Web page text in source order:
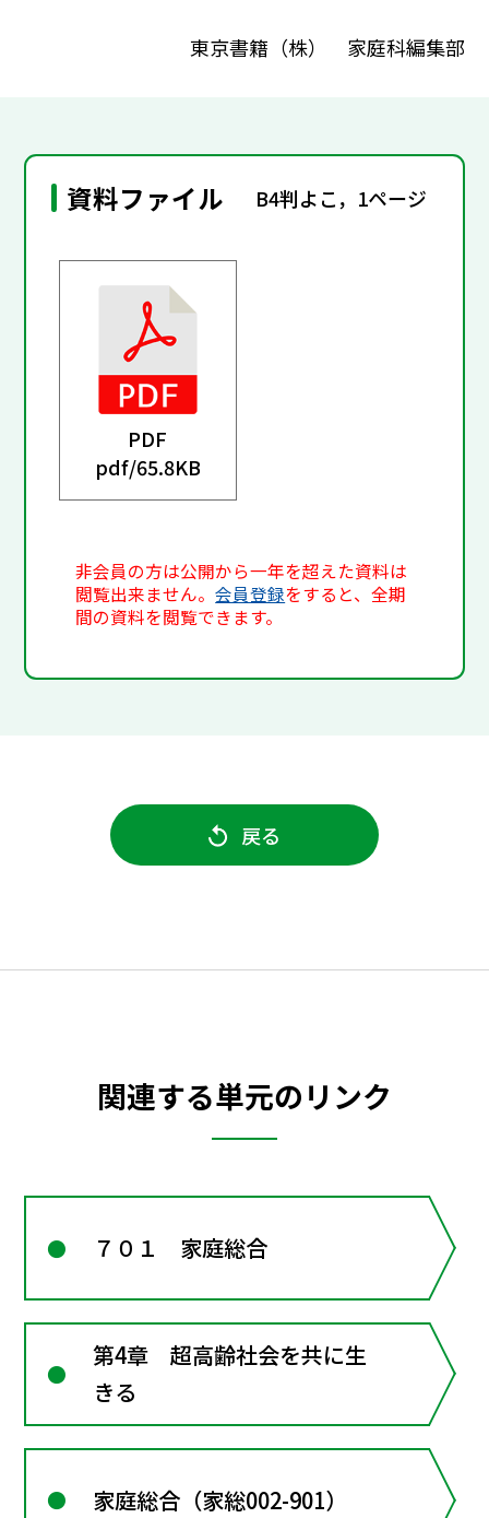
東京書籍（株） 家庭科編集部
資料ファイル B4判よこ，1ページ
PDF
pdf/65.8KB
非会員の方は公開から一年を超えた資料は
閲覧出来ません。会員登録をすると、全期
間の資料を閲覧できます。
戻る
関連する単元のリンク
７０１ 家庭総合
第4章 超高齢社会を共に生
きる
家庭総合（家総002-901）